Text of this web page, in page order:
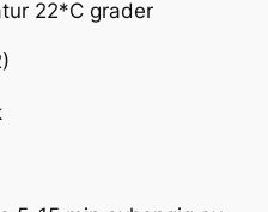
22*C grader